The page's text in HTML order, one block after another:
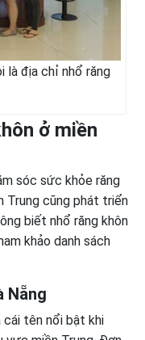
là địa chỉ nhổ răng
ở miền
sóc sức khỏe răng
Trung cũng phát triển
biết nhổ răng khôn
khảo danh sách
Nẵng
cái tên nổi bật khi